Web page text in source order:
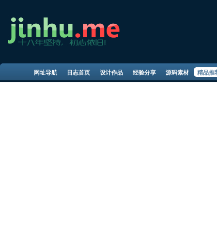
网址导航 日志首页 设计作品 经验分享 源码素材 精品推